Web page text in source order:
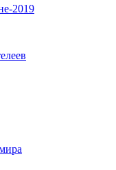
2019